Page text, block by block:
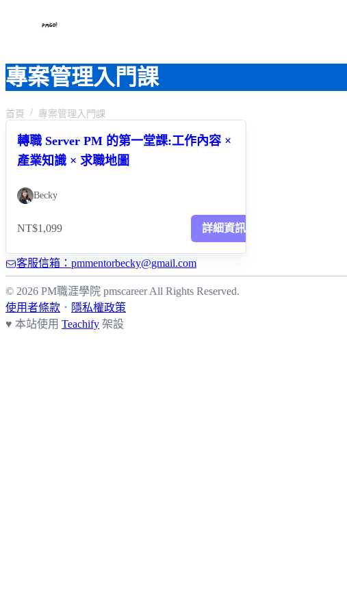
專案管理入門課
首頁 專案管理入門課
轉職 Server PM 的第一堂課:工作內容 ×
產業知識 × 求職地圖
Becky
NT$1,099 詳細資訊
客服信箱：pmmentorbecky@gmail.com
© 2026 PM職涯學院 pmscareer All Rights Reserved.
使用者條款 ． 隱私權政策
♥ 本站使用 Teachify 架設